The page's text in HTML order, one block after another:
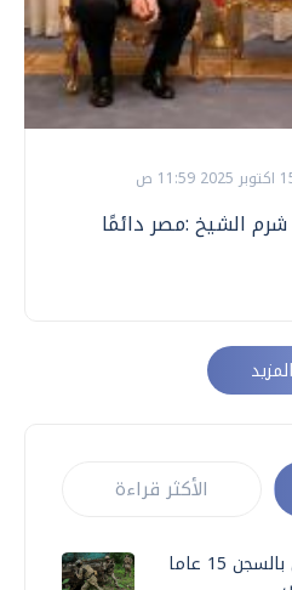
الشيخ :مصر دائمًا
المزيد
الأكثر قراءة
أوكرانيا: إدانة عميل روسي بالسجن 15 عاما